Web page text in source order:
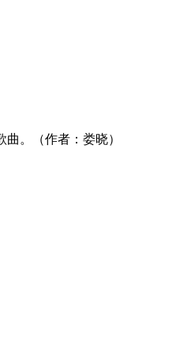
。（作者：娄晓）